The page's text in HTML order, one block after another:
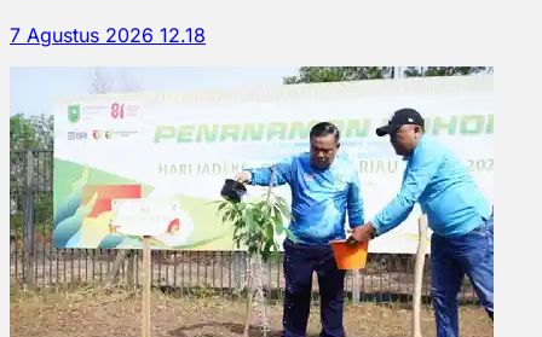
7 Agustus 2026 12.18